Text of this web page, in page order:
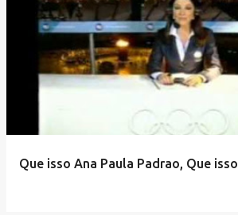
Que isso Ana Paula Padrao, Que isso